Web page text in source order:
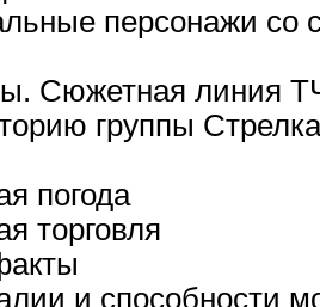
персонажи со
Сюжетная линия
группы
погода
торговля
и способности